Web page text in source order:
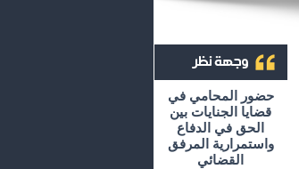
حضور المحامي في
قضايا الجنايات بين
الحق في الدفاع
واستمرارية المرفق
القضائي